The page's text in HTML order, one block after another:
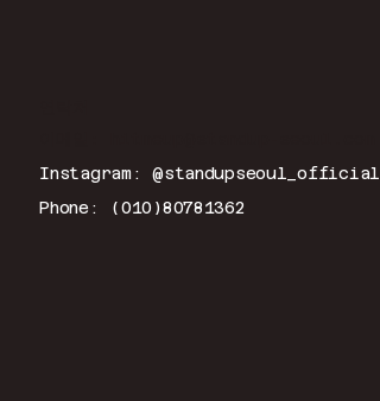
Instagram: @standupseoul_official
Phone: (010)80781362